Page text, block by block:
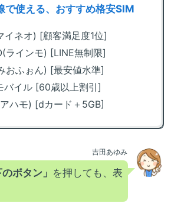
使える、おすすめ格安SIM
イネオ) [顧客満足度1位]
ラインモ) [LINE無制限]
おふぉん) [最安値水準]
バイル [60歳以上割引]
ハモ) [dカード＋5GB]
吉田あゆみ
ボタン」 を押しても、表